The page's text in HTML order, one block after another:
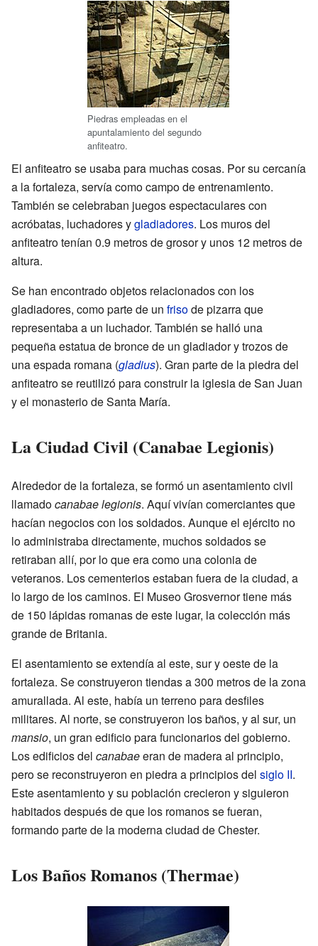
Piedras empleadas en el
apuntalamiento del segundo
anfiteatro.
El anfiteatro se usaba para muchas cosas. Por su cercanía
a la fortaleza, servía como campo de entrenamiento.
También se celebraban juegos espectaculares con
acróbatas, luchadores ygladiadores. Los muros del
anfiteatro tenían 0.9 metros de grosor y unos 12 metros de
altura.
Se han encontrado objetos relacionados con los
gladiadores, como parte de un frisode pizarra que
representaba a un luchador. También se halló una
pequeña estatua de bronce de un gladiador y trozos de
una espada romana (gladius). Gran parte de la piedra del
anfiteatro se reutilizó para construir la iglesia de San Juan
y el monasterio de Santa María.
La Ciudad Civil (Canabae Legionis)
Alrededor de la fortaleza, se formó un asentamiento civil
llamadocanabae legionis. Aquí vivían comerciantes que
hacían negocios con los soldados. Aunque el ejército no
lo administraba directamente, muchos soldados se
retiraban allí, por lo que era como una colonia de
veteranos. Los cementerios estaban fuera de la ciudad, a
lo largo de los caminos. El Museo Grosvernor tiene más
de 150 lápidas romanas de este lugar, la colección más
grande de Britania.
El asentamiento se extendía al este, sur y oeste de la
fortaleza. Se construyeron tiendas a 300 metros de la zona
amurallada. Al este, había un terreno para desfiles
militares. Al norte, se construyeron los baños, y al sur, un
mansio, un gran edificio para funcionarios del gobierno.
Los edificios del canabaeeran de madera al principio,
pero se reconstruyeron en piedra a principios del siglo II.
Este asentamiento y su población crecieron y siguieron
habitados después de que los romanos se fueran,
formando parte de la moderna ciudad de Chester.
Los Baños Romanos (Thermae)